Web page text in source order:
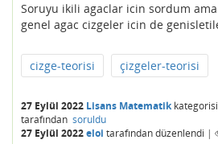
Soruyu ikili agaclar icin sordum
genel agac cizgeler icin de
cizge-teorisi çizgeler-teorisi
27 Eylül 2022 Lisans Matematik
tarafından soruldu
27 Eylül 2022eloi tarafındandüzenlendi |